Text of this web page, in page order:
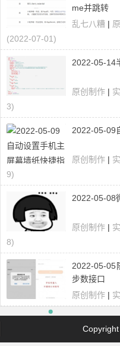
me并跳转
乱七八糟 |
(2022-07-01)
2022-05-14
原创制作 |
3)
2022-05-09
原创制作 |
9)
2022-05-08
原创制作 |
8)
2022-05-05
步数接口
原创制作 |